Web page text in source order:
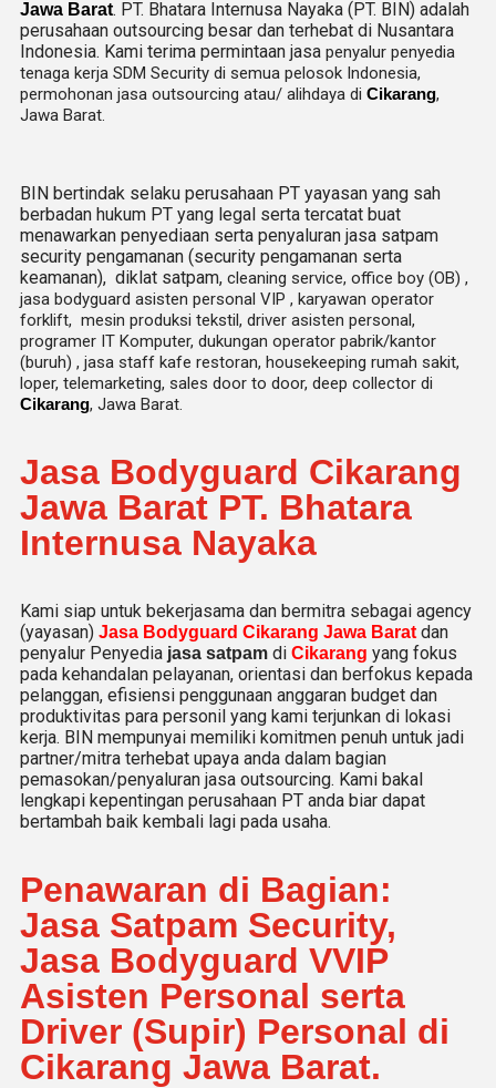
Jawa Barat. PT. Bhatara Internusa Nayaka (PT. BIN) adalah
perusahaan outsourcing besar dan terhebat di Nusantara
Indonesia. Kami terima permintaan jasa penyalur penyedia
tenaga kerja SDM Security di semua pelosok Indonesia,
permohonan jasa outsourcing atau/ alihdaya di Cikarang,
Jawa Barat.
BIN bertindak selaku perusahaan PT yayasan yang sah
berbadan hukum PT yang legal serta tercatat buat
menawarkan penyediaan serta penyaluran jasa satpam
security pengamanan (security pengamanan serta
keamanan), diklat satpam, cleaning service, office boy (OB) ,
jasa bodyguard asisten personal VIP , karyawan operator
forklift, mesin produksi tekstil, driver asisten personal,
programer IT Komputer, dukungan operator pabrik/kantor
(buruh) , jasa staff kafe restoran, housekeeping rumah sakit,
loper, telemarketing, sales door to door, deep collector di
Cikarang, Jawa Barat.
Jasa Bodyguard Cikarang
Jawa Barat PT. Bhatara
Internusa Nayaka
Kami siap untuk bekerjasama dan bermitra sebagai agency
(yayasan) Jasa Bodyguard Cikarang Jawa Baratdan
penyalur Penyedia jasa satpam di Cikarang yang fokus
pada kehandalan pelayanan, orientasi dan berfokus kepada
pelanggan, efisiensi penggunaan anggaran budget dan
produktivitas para personil yang kami terjunkan di lokasi
kerja. BIN mempunyai memiliki komitmen penuh untuk jadi
partner/mitra terhebat upaya anda dalam bagian
pemasokan/penyaluran jasa outsourcing. Kami bakal
lengkapi kepentingan perusahaan PT anda biar dapat
bertambah baik kembali lagi pada usaha.
Penawaran di Bagian:
Jasa Satpam Security,
Jasa Bodyguard VVIP
Asisten Personal serta
Driver (Supir) Personal di
Cikarang Jawa Barat.